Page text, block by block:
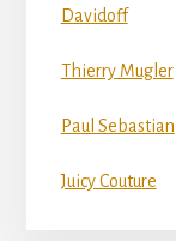
Davidoff
Thierry Mugler
Paul Sebastian
Juicy Couture